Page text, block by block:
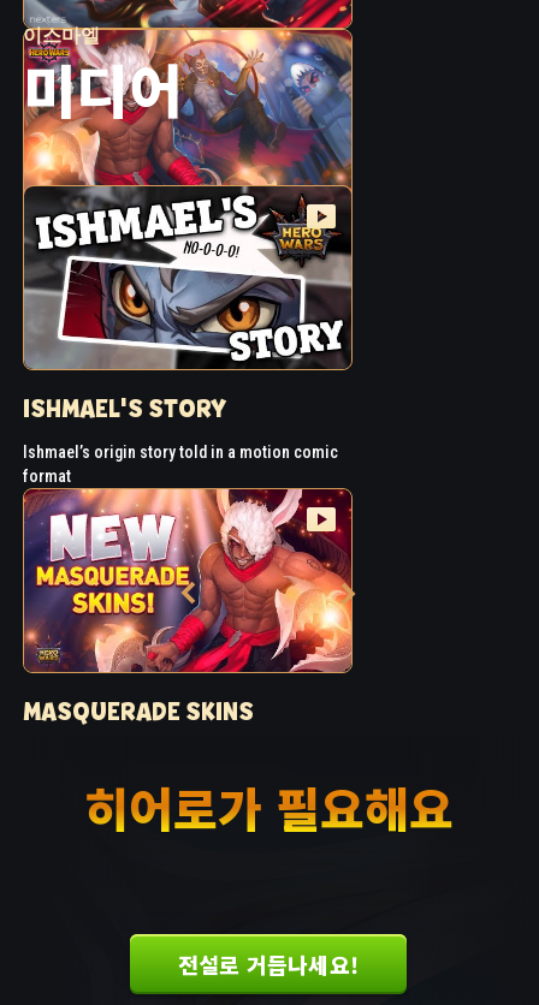
이스마엘
미디어
ISHMAEL'S STORY
Ishmael’s origin story told in a motion comic
format
MASQUERADE SKINS
히어로가 필요해요
전설로 거듭나세요!